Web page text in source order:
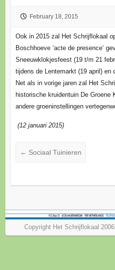
February 18, 2015
Ook in 2015 zal Het Schrijflokaal
Boschhoeve ‘acte de presence’
Sneeuwklokjesfeest (19 t/m 21
tijdens de Lentemarkt (19 april) en
Net als in vorige jaren zal Het
historische kruidentuin De Groene
andere groeninstellingen
(12 januari 2015)
← Sociaal Tuinieren
Copyright Het Schrijflokaal